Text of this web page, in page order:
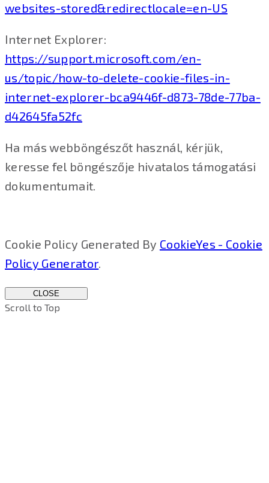
websites-stored&redirectlocale=en-US
Internet Explorer:
https://support.microsoft.com/en-
us/topic/how-to-delete-cookie-files-in-
internet-explorer-bca9446f-d873-78de-77ba-
d42645fa52fc
Ha más webböngészőt használ, kérjük,
keresse fel böngészője hivatalos támogatási
dokumentumait.
Cookie Policy Generated By CookieYes - Cookie
Policy Generator.
CLOSE
Scroll to Top